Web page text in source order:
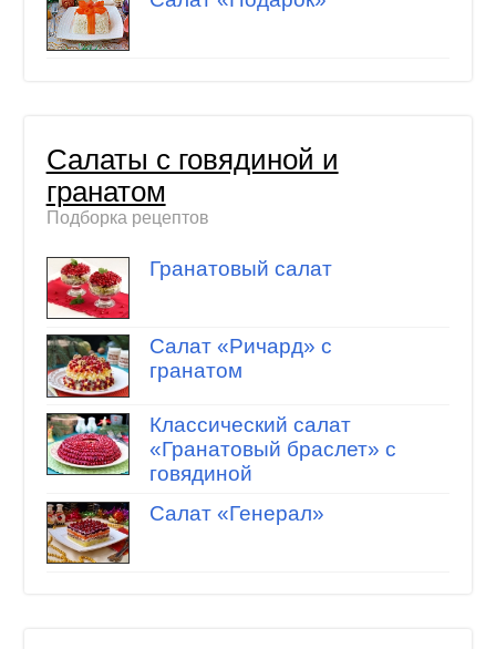
Салаты с говядиной и
гранатом
Подборка рецептов
Гранатовый салат
Салат «Ричард» с
гранатом
Классический салат
«Гранатовый браслет» с
говядиной
Салат «Генерал»